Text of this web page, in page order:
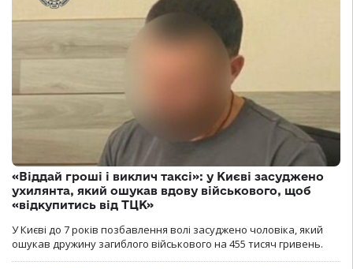
«Віддай гроші і виклич таксі»: у Києві засуджено
ухилянта, який ошукав вдову військового, щоб
«відкупитись від ТЦК»
У Києві до 7 років позбавлення волі засуджено чоловіка, який
ошукав дружину загиблого військового на 455 тисяч гривень.